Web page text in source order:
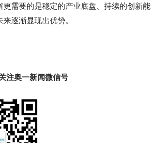
需要的是稳定的产业底盘、持续的创新能
逐渐显现出优势。
注奥一新闻微信号